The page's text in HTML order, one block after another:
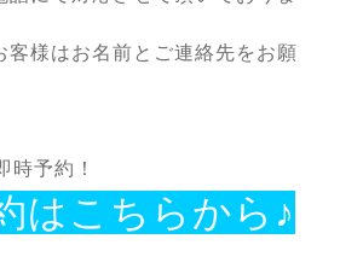
客様はお名前とご連絡先をお願
時予約！
はこちらから♪